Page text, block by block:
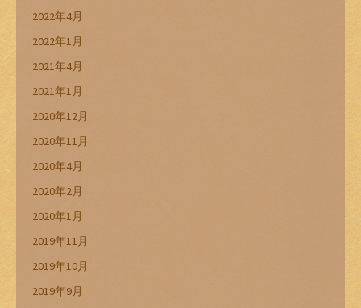
2022年4月
2022年1月
2021年4月
2021年1月
2020年12月
2020年11月
2020年4月
2020年2月
2020年1月
2019年11月
2019年10月
2019年9月